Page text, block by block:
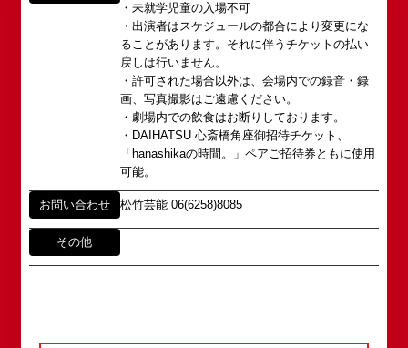
・未就学児童の入場不可
・出演者はスケジュールの都合により変更にな
ることがあります。それに伴うチケットの払い
戻しは行いません。
・許可された場合以外は、会場内での録音・録
画、写真撮影はご遠慮ください。
・劇場内での飲食はお断りしております。
・DAIHATSU 心斎橋角座御招待チケット、
「hanashikaの時間。」ペアご招待券ともに使用
可能。
お問い合わせ 松竹芸能 06(6258)8085
その他
アクセス
角座とは
お問い合わせ
2008年の角座ビル(大阪市中央区)の閉館と共に、
消滅致しました。
この由緒ある名称を、日本のエンタテインメントの
中心である東京・大阪で復活させ、 新たな歴史を
スタートさせたいと考えております。
この劇場から、日本を代表するエンタテインナーが
続々と輩出され、文化の発展に寄与できるものと考
えております。
2019年1月1日 心斎橋角座 開業
タレントへのファンメール
fanmail@shochikugeino.jp
ホームページに関するご意見・ご感想（※）
webmaster@shochikugeino.jp
※イベント内容・出演者等に関するお問い合わせ・
ご意見・ご感想は各イベントのお問い合わせ先電話
番号へお問い合わせください。
※内容によっては弊社からの回答を控えさせていた
だく場合もございます。予めご了承の上お問い合わ
せください。